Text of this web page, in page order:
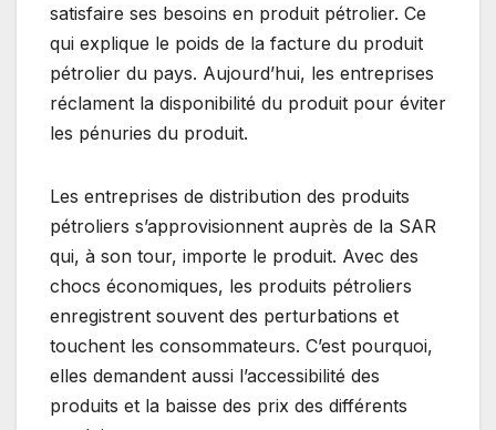
satisfaire ses besoins en produit pétrolier. Ce
qui explique le poids de la facture du produit
pétrolier du pays. Aujourd’hui, les entreprises
réclament la disponibilité du produit pour éviter
les pénuries du produit.
Les entreprises de distribution des produits
pétroliers s’approvisionnent auprès de la SAR
qui, à son tour, importe le produit. Avec des
chocs économiques, les produits pétroliers
enregistrent souvent des perturbations et
touchent les consommateurs. C’est pourquoi,
elles demandent aussi l’accessibilité des
produits et la baisse des prix des différents